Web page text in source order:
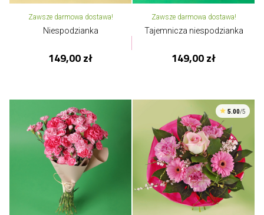
Zawsze darmowa dostawa!
Niespodzianka
149,00 zł
Zawsze darmowa dostawa!
Tajemnicza niespodzianka
149,00 zł
5.00/5